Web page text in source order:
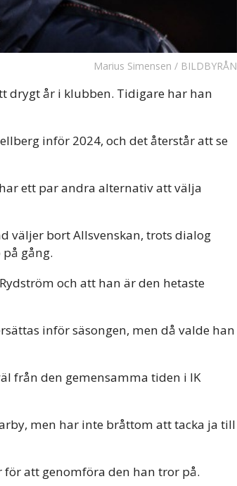
Marius Simensen / BILDBYRÅN
drygt år i klubben. Tidigare har han
inför 2024, och det återstår att se
ett par andra alternativ att välja
väljer bort Allsvenskan, trots dialog
gång.
och att han är den hetaste
inför säsongen, men då valde han
från den gemensamma tiden i IK
men har inte bråttom att tacka ja till
att genomföra den han tror på.